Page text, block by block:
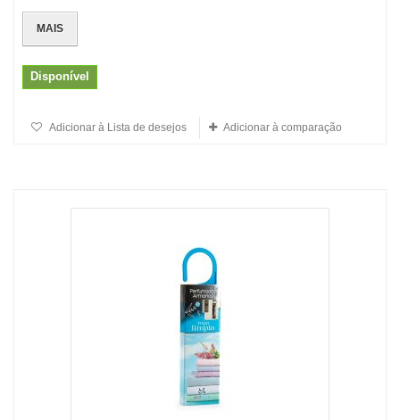
MAIS
Disponível
Adicionar à Lista de desejos Adicionar à comparação